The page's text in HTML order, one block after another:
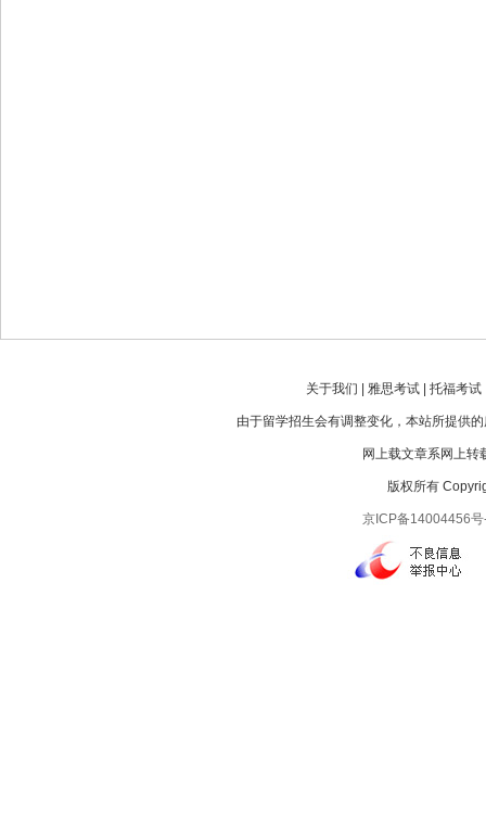
关于我们 | 雅思考试 | 托福考
由于留学招生会有调整变化，本站所提供
网上载文章系网上转
版权所有
京ICP备14004456